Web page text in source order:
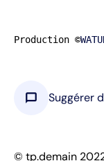
Production ©
chat_bubble Suggérer
© tp.demain